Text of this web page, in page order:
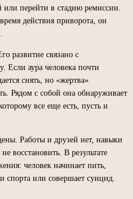
или перейти в стадию ремиссии.
действия приворота, он
развитие связано с
Если аура человека почти
снять, но «жертва»
Рядом с собой она обнаруживает
все еще есть, пусть и
Работы и друзей нет, навыки
восстановить. В результате
человек начинает пить,
спорта или совершает суицид.